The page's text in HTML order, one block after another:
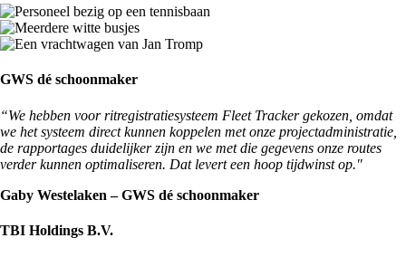
GWS dé schoonmaker
“We hebben voor ritregistratiesysteem Fleet Tracker gekozen, omdat
we het systeem direct kunnen koppelen met onze projectadministratie,
de rapportages duidelijker zijn en we met die gegevens onze routes
verder kunnen optimaliseren. Dat levert een hoop tijdwinst op."
Gaby Westelaken – GWS dé schoonmaker
TBI Holdings B.V.